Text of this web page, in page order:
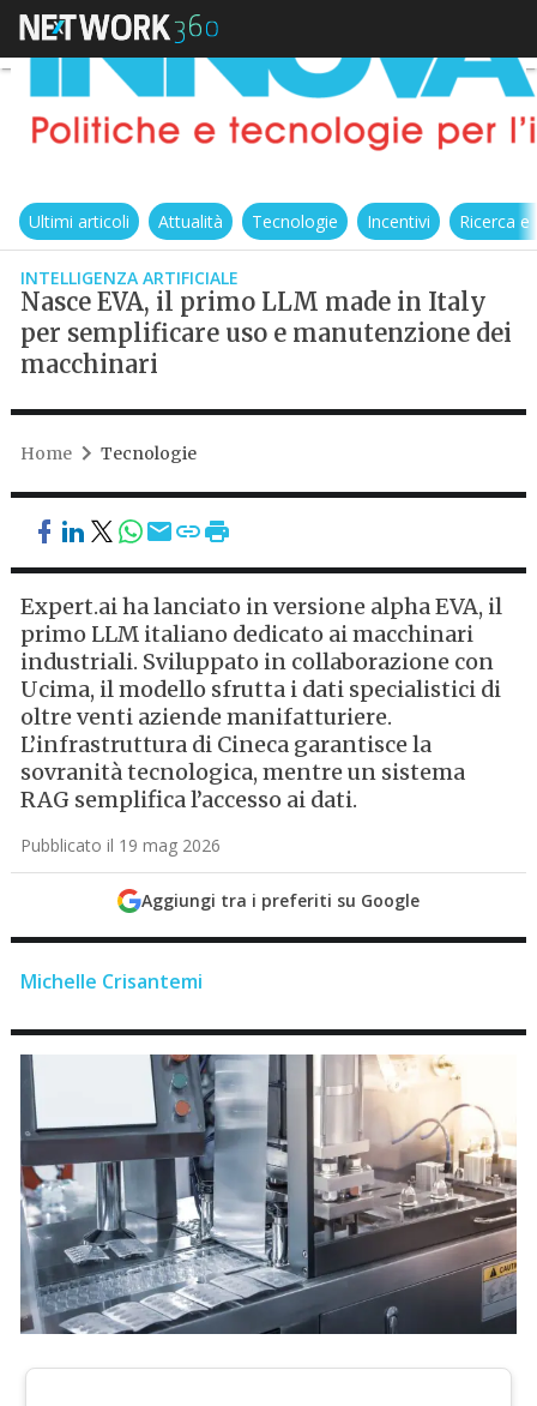
Ultimi articoli Attualità Tecnologie Incentivi Ricerca
INTELLIGENZA ARTIFICIALE
Nasce EVA, il primo LLM made in Italy
per semplificare uso e manutenzione dei
macchinari
Home Tecnologie
Expert.ai ha lanciato in versione alpha EVA, il
primo LLM italiano dedicato ai macchinari
industriali. Sviluppato in collaborazione con
Ucima, il modello sfrutta i dati specialistici di
oltre venti aziende manifatturiere.
L’infrastruttura di Cineca garantisce la
sovranità tecnologica, mentre un sistema
RAG semplifica l’accesso ai dati.
Pubblicato il 19 mag 2026
Aggiungi tra i preferiti su Google
Michelle Crisantemi